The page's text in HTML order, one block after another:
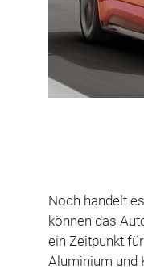
Noch handelt
können das
ein Zeitpunkt
Aluminium und